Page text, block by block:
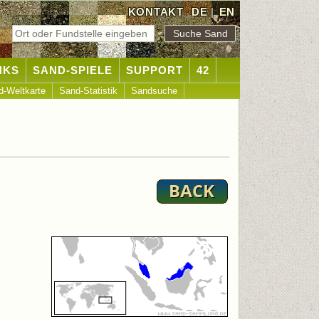
KONTAKT DE|EN
SAND-SPIELE SUPPORT 42
Weltkarte Sand-Statistik Sandsuche